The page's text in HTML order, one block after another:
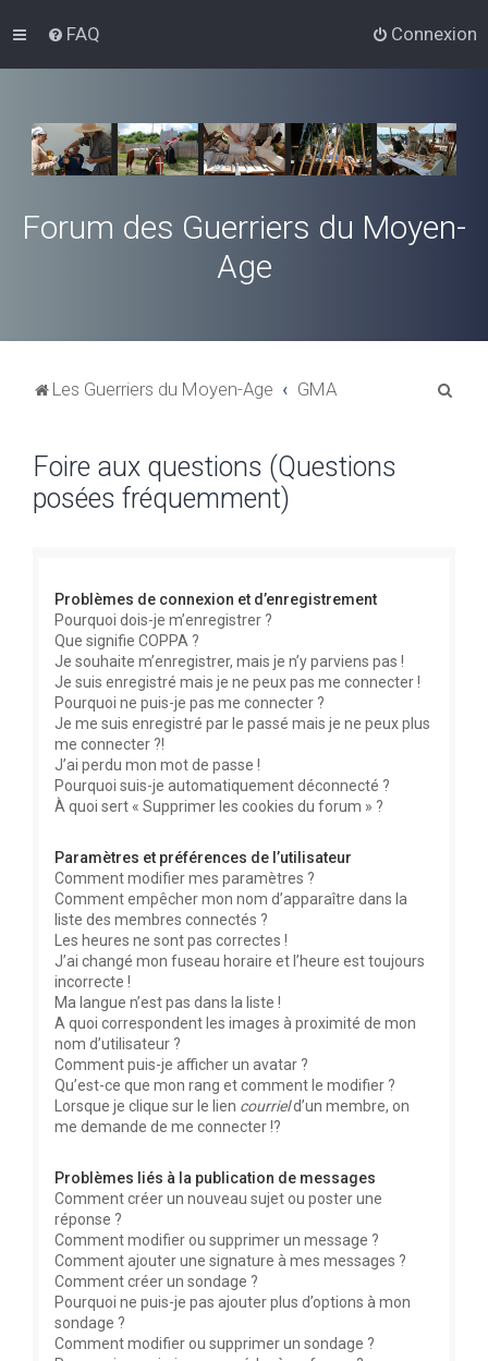
FAQ Connexion
Forum des Guerriers du Moyen-
Age
Les Guerriers du Moyen-Age GMA
Foire aux questions (Questions
posées fréquemment)
Problèmes de connexion et d’enregistrement
Pourquoi dois-je m’enregistrer ?
Que signifie COPPA ?
Je souhaite m’enregistrer, mais je n’y parviens pas !
Je suis enregistré mais je ne peux pas me connecter !
Pourquoi ne puis-je pas me connecter ?
Je me suis enregistré par le passé mais je ne peux plus
me connecter ?!
J’ai perdu mon mot de passe !
Pourquoi suis-je automatiquement déconnecté ?
À quoi sert « Supprimer les cookies du forum » ?
Paramètres et préférences de l’utilisateur
Comment modifier mes paramètres ?
Comment empêcher mon nom d’apparaître dans la
liste des membres connectés ?
Les heures ne sont pas correctes !
J’ai changé mon fuseau horaire et l’heure est toujours
incorrecte !
Ma langue n’est pas dans la liste !
A quoi correspondent les images à proximité de mon
nom d’utilisateur ?
Comment puis-je afficher un avatar ?
Qu’est-ce que mon rang et comment le modifier ?
Lorsque je clique sur le lien courrield’un membre, on
me demande de me connecter !?
Problèmes liés à la publication de messages
Comment créer un nouveau sujet ou poster une
réponse ?
Comment modifier ou supprimer un message ?
Comment ajouter une signature à mes messages ?
Comment créer un sondage ?
Pourquoi ne puis-je pas ajouter plus d’options à mon
sondage ?
Comment modifier ou supprimer un sondage ?